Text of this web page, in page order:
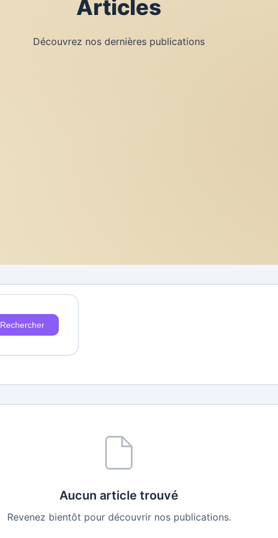
Articles
Découvrez nos dernières publications
Rechercher
Aucun article trouvé
Revenez bientôt pour découvrir nos publications.